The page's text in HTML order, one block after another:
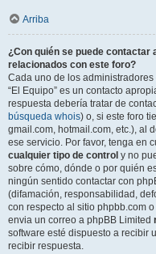
Arriba
¿Con quién se puede contactar
relacionados con este foro?
Cada uno de los
“El Equipo” es un contacto
respuesta debería tratar de
búsqueda whois) o, si este foro
gmail.com, hotmail.com, etc.), al
ese servicio. Por favor, tenga en
cualquier tipo de control y no
sobre cómo, dónde o por quién
ningún sentido contactar con
(difamación, responsabilidad,
con respecto al sitio phpbb.com
envia un correo a phpBB Limited
software esté dispuesto a recibir
recibir respuesta.